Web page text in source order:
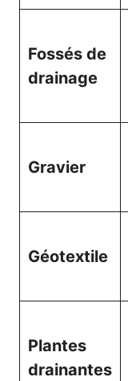
Fossés de
drainage
Gravier
Géotextile
Plantes
drainantes